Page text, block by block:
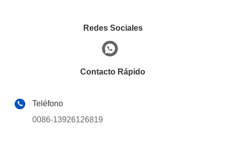
Redes Sociales
Contacto Rápido
Teléfono
0086-13926126819